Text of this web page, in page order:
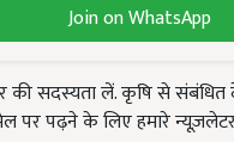
Join on WhatsApp
की सदस्यता लें. कृषि से
पर पढ़ने के लिए हमारे